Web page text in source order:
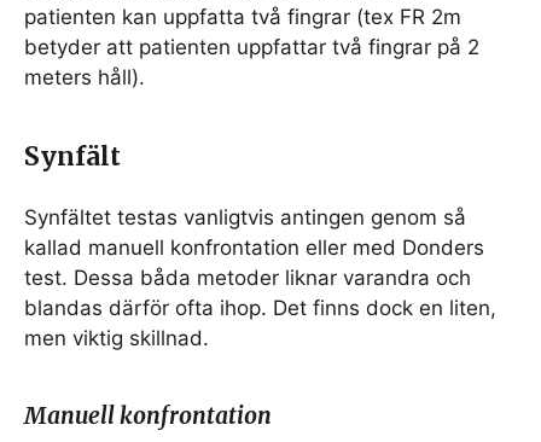
patienten kan uppfatta två fingrar (tex FR 2m
betyder att patienten uppfattar två fingrar på 2
meters håll).
Synfält
Synfältet testas vanligtvis antingen genom så
kallad manuell konfrontation eller med Donders
test. Dessa båda metoder liknar varandra och
blandas därför ofta ihop. Det finns dock en liten,
men viktig skillnad.
Manuell konfrontation